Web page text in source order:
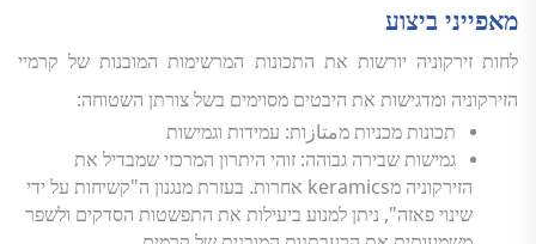
מאפייני ביצוע
לחות זירקוניה יורשות את התכונות המרשימות המובנות של קרמיי
הזירקוניה ומדגישות את היבטים מסוימים בשל צורתן השטוחה:
תכונות מכניות מمتازות: עמידות וגמישות
גמישות שבירה גבוהה: זוהי היתרון המרכזי שמבדיל את
הזירקוניה מkeramics אחרות. בעזרת מנגנון ה"קשיחות על ידי
שינוי פאזה", ניתן למנוע ביעילות את התפשטות הסדקים ולשפר